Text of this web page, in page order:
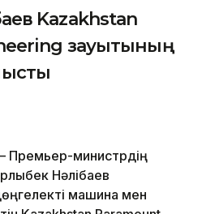
Kazakhstan
зауытының
Премьер-министрдің
Нәлібаев
машина мен